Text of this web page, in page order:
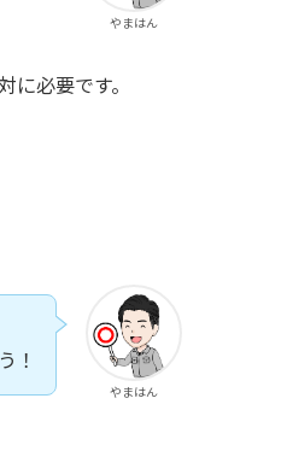
やまはん
に必要です。
やまはん
！